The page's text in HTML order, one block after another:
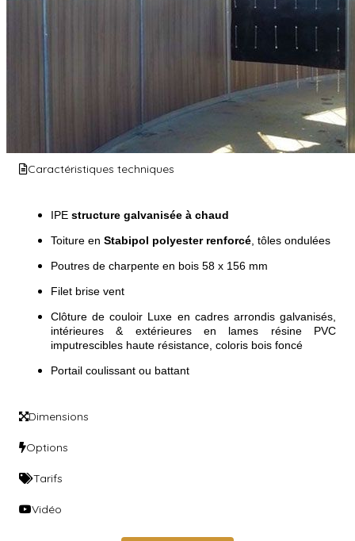
Caractéristiques techniques
IPE structure galvanisée à chaud
Toiture en Stabipol polyester renforcé, tôles ondulées
Poutres de charpente en bois 58 x 156 mm
Filet brise vent
Clôture de couloir Luxe en cadres arrondis galvanisés,
intérieures & extérieures en lames résine PVC
imputrescibles haute résistance, coloris bois foncé
Portail coulissant ou battant
Dimensions
Options
Tarifs
Vidéo